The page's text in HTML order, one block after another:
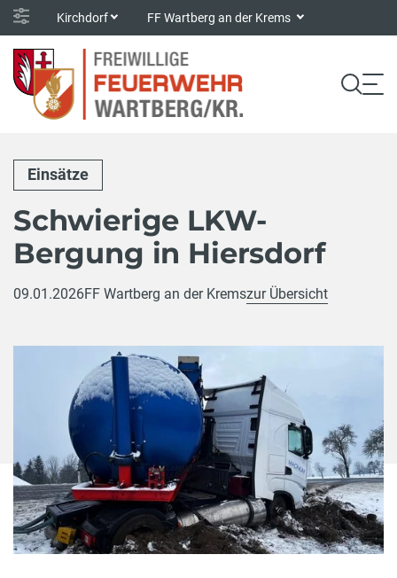
Kirchdorf FF Wartberg an der Krems
Einsätze
Schwierige LKW-
Bergung in Hiersdorf
09.01.2026FF Wartberg an der Kremszur Übersicht